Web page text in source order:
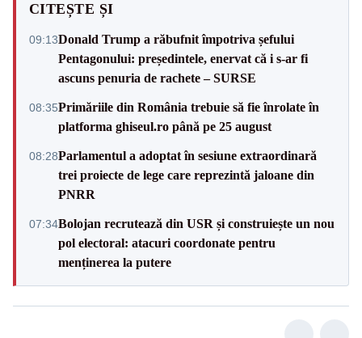
CITEȘTE ȘI
09:13Donald Trump a răbufnit împotriva șefului
Pentagonului: președintele, enervat că i s-ar fi
ascuns penuria de rachete – SURSE
08:35Primăriile din România trebuie să fie înrolate în
platforma ghiseul.ro până pe 25 august
08:28Parlamentul a adoptat în sesiune extraordinară
trei proiecte de lege care reprezintă jaloane din
PNRR
07:34Bolojan recrutează din USR și construiește un nou
pol electoral: atacuri coordonate pentru
menținerea la putere